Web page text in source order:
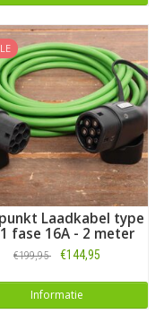
Laadkabel type
fase 16A - 2 meter
€199,95 €144,95
Informatie